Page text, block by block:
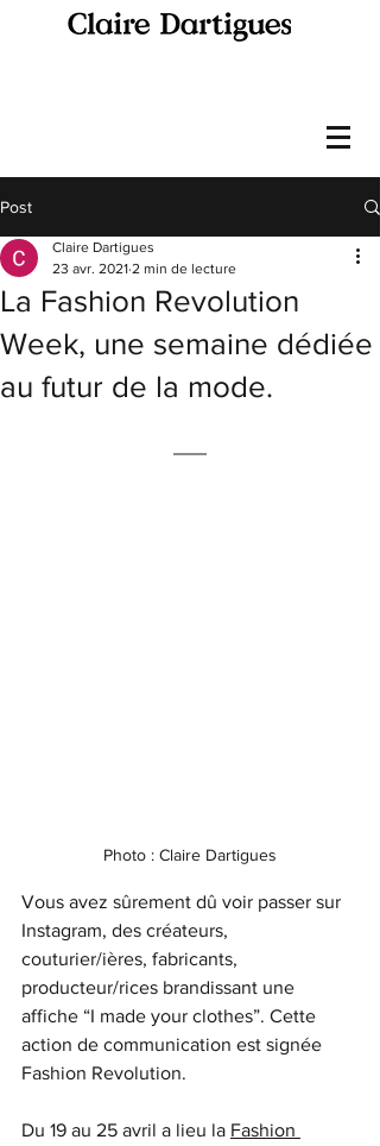
Post
La Fashion Revolution
Week, une semaine dédiée
au futur de la mode.
Claire Dartigues
23 avr. 2021 2 min de lecture
Photo : Claire Dartigues
Vous avez sûrement dû voir passer sur
Instagram, des créateurs,
couturier/ières, fabricants,
producteur/rices brandissant une
affiche “I made your clothes”. Cette
action de communication est signée
Fashion Revolution.
Du 19 au 25 avril a lieu la Fashion